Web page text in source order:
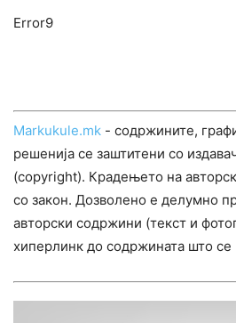
Error9
Markukule.mk - содржините,
решенија се заштитени со
(copyright). Крадењето на
со закон. Дозволено е делумно
авторски содржини (текст и
хиперлинк до содржината што се